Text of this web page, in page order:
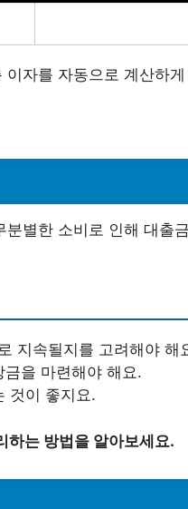
자를 자동으로 계산하
별한 소비로 인해 대출
지속될지를 고려해야 해
을 마련해야 해요.
것이 좋지요.
하는 방법을 알아보세요.